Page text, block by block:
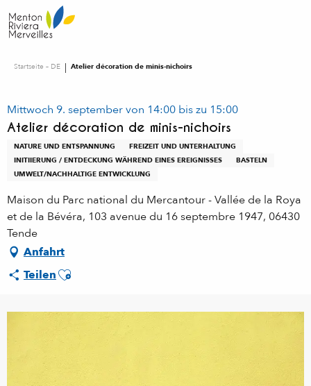
au
contenu
Startseite – DE Atelier décoration de minis-nichoirs
Mittwoch 9. september von 14:00 bis zu 15:00
Atelier décoration de minis-nichoirs
NATURE UND ENTSPANNUNG
FREIZEIT UND UNTERHALTUNG
INITIIERUNG / ENTDECKUNG WÄHREND EINES EREIGNISSES
BASTELN
UMWELT/NACHHALTIGE ENTWICKLUNG
Maison du Parc national du Mercantour - Vallée de la Roya
et de la Bévéra, 103 avenue du 16 septembre 1947, 06430
Tende
Anfahrt
TeilenAjouter aux favoris